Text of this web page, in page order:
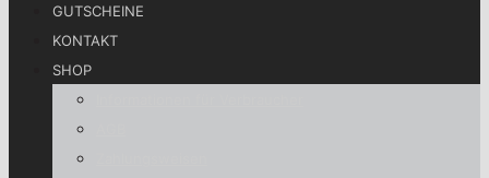
GUTSCHEINE
KONTAKT
SHOP